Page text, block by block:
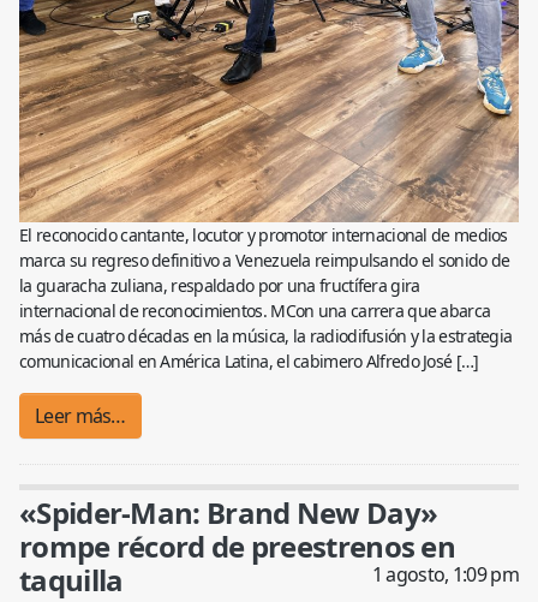
El reconocido cantante, locutor y promotor internacional de medios
marca su regreso definitivo a Venezuela reimpulsando el sonido de
la guaracha zuliana, respaldado por una fructífera gira
internacional de reconocimientos. MCon una carrera que abarca
más de cuatro décadas en la música, la radiodifusión y la estrategia
comunicacional en América Latina, el cabimero Alfredo José […]
Leer más…
«Spider-Man: Brand New Day»
rompe récord de preestrenos en
taquilla
1 agosto, 1:09 pm